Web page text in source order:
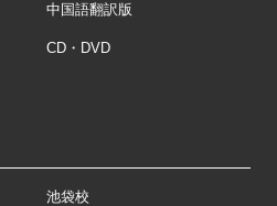
中国語翻訳版
CD・DVD
池袋校